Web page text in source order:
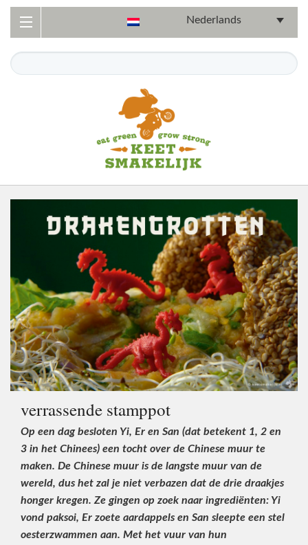
Nederlands
verrassende stamppot
Op een dag besloten Yi, Er en San (dat betekent 1, 2 en
3 in het Chinees) een tocht over de Chinese muur te
maken. De Chinese muur is de langste muur van de
wereld, dus het zal je niet verbazen dat de drie draakjes
honger kregen. Ze gingen op zoek naar ingrediënten: Yi
vond paksoi, Er zoete aardappels en San sleepte een stel
oesterzwammen aan. Met het vuur van hun